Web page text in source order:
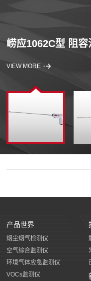
崂应1062C型 阻
VIEW MORE
产品世界
烟尘烟气检测仪
空气综合监测仪
环境气体应急监测仪
VOCs监测仪